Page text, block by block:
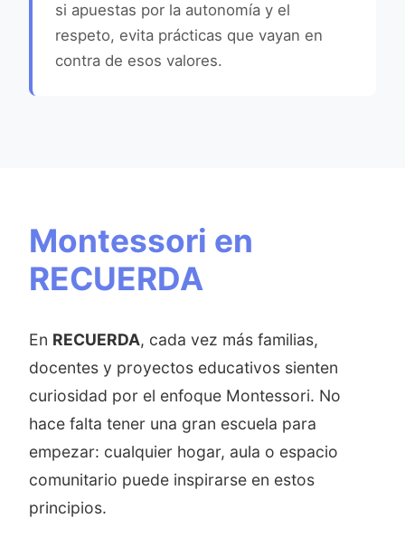
si apuestas por la autonomía y el
respeto, evita prácticas que vayan en
contra de esos valores.
Montessori en
RECUERDA
En RECUERDA, cada vez más familias,
docentes y proyectos educativos sienten
curiosidad por el enfoque Montessori. No
hace falta tener una gran escuela para
empezar: cualquier hogar, aula o espacio
comunitario puede inspirarse en estos
principios.